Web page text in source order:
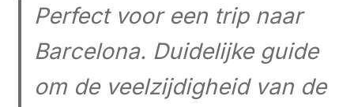
Perfect voor een trip naar
Barcelona. Duidelijke guide
om de veelzijdigheid van de